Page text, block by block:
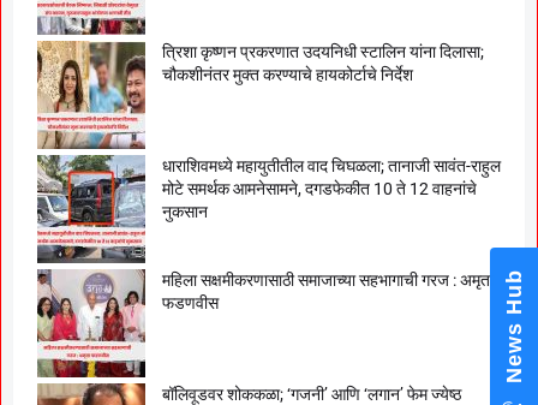
त्रिशा कृष्णन प्रकरणात उदयनिधी स्टालिन यांना दिलासा;
चौकशीनंतर मुक्त करण्याचे हायकोर्टाचे निर्देश
धाराशिवमध्ये महायुतीतील वाद चिघळला; तानाजी सावंत-राहुल
मोटे समर्थक आमनेसामने, दगडफेकीत 10 ते 12 वाहनांचे
नुकसान
महिला सक्षमीकरणासाठी समाजाच्या सहभागाची गरज : अमृता
फडणवीस
बॉलिवूडवर शोककळा; ‘गजनी’ आणि ‘लगान’ फेम ज्येष्ठ
News Hub